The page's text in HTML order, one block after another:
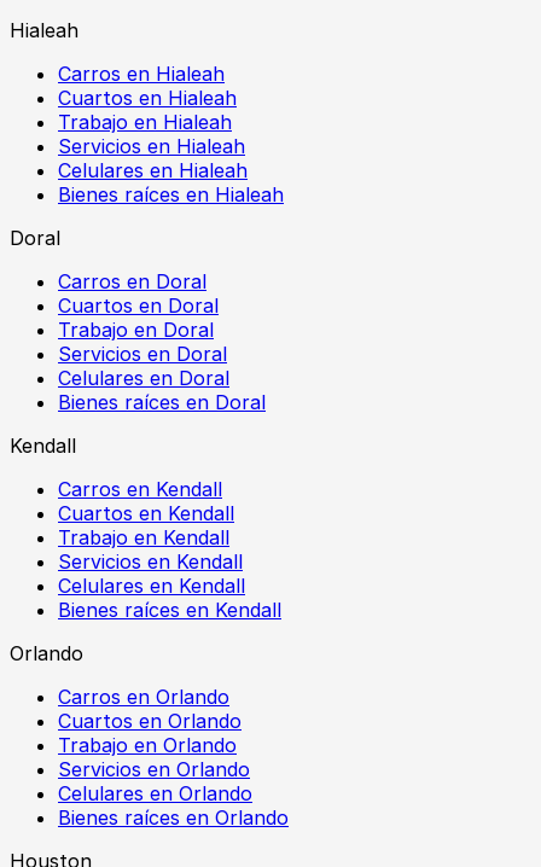
Hialeah
Carros en Hialeah
Cuartos en Hialeah
Trabajo en Hialeah
Servicios en Hialeah
Celulares en Hialeah
Bienes raíces en Hialeah
Doral
Carros en Doral
Cuartos en Doral
Trabajo en Doral
Servicios en Doral
Celulares en Doral
Bienes raíces en Doral
Kendall
Carros en Kendall
Cuartos en Kendall
Trabajo en Kendall
Servicios en Kendall
Celulares en Kendall
Bienes raíces en Kendall
Orlando
Carros en Orlando
Cuartos en Orlando
Trabajo en Orlando
Servicios en Orlando
Celulares en Orlando
Bienes raíces en Orlando
Houston